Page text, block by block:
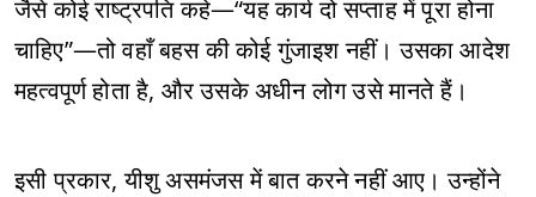
जैसे कोई राष्ट्रपति कहे—“यह कार्य दो सप्ताह में पूरा होना
चाहिए”—तो वहाँ बहस की कोई गुंजाइश नहीं। उसका आदेश
महत्वपूर्ण होता है, और उसके अधीन लोग उसे मानते हैं।
इसी प्रकार, यीशु असमंजस में बात करने नहीं आए। उन्होंने